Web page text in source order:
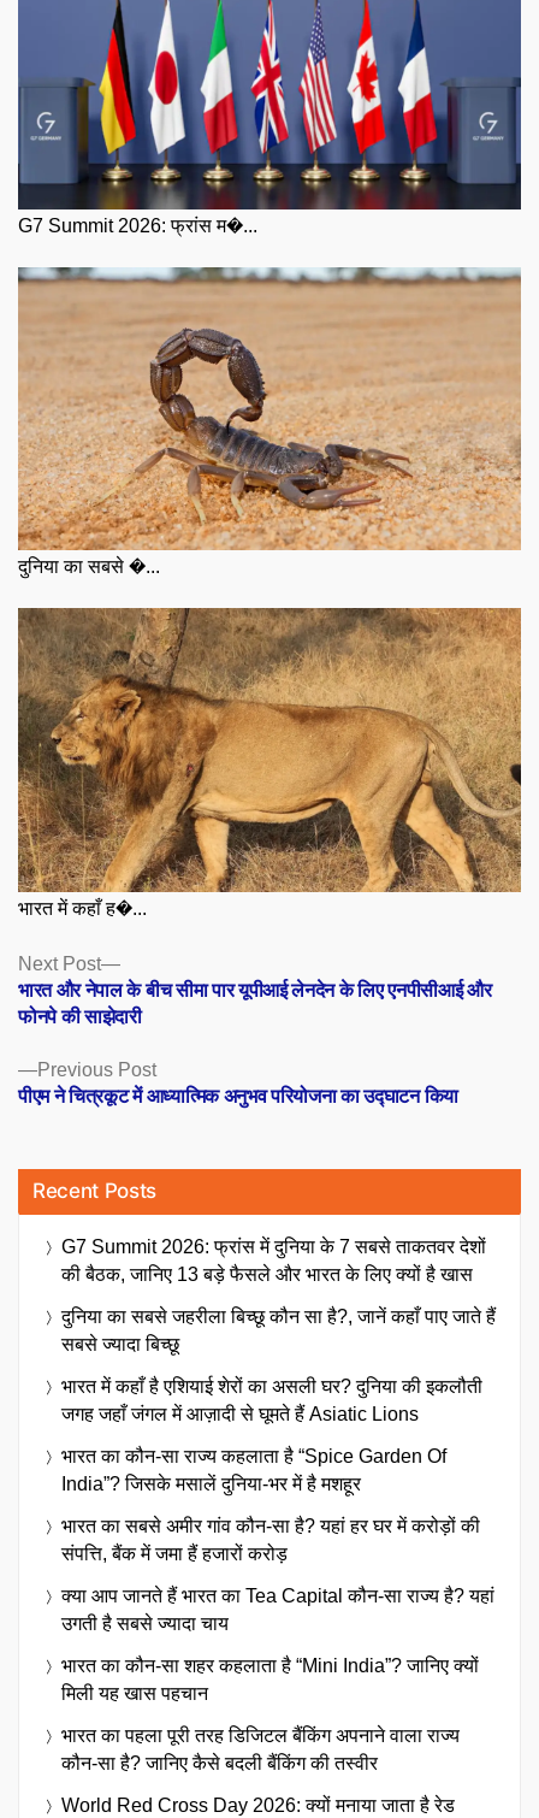
G7 Summit 2026: फ्रांस म�...
दुनिया का सबसे �...
भारत में कहाँ ह�...
Posts
navigation
Previous PostPrevious
post:
पीएम ने चित्रकूट में आध्यात्मिक अनुभव परियोजना का उद्घाटन किया
Next Post
Next
post:
भारत और नेपाल के बीच सीमा पार यूपीआई लेनदेन के लिए एनपीसीआई और
फोनपे की साझेदारी
Recent Posts
G7 Summit 2026: फ्रांस में दुनिया के 7 सबसे ताकतवर देशों
की बैठक, जानिए 13 बड़े फैसले और भारत के लिए क्यों है खास
दुनिया का सबसे जहरीला बिच्छू कौन सा है?, जानें कहाँ पाए जाते हैं
सबसे ज्यादा बिच्छू
भारत में कहाँ है एशियाई शेरों का असली घर? दुनिया की इकलौती
जगह जहाँ जंगल में आज़ादी से घूमते हैं Asiatic Lions
भारत का कौन-सा राज्य कहलाता है “Spice Garden Of
India”? जिसके मसालें दुनिया-भर में है मशहूर
भारत का सबसे अमीर गांव कौन-सा है? यहां हर घर में करोड़ों की
संपत्ति, बैंक में जमा हैं हजारों करोड़
क्या आप जानते हैं भारत का Tea Capital कौन-सा राज्य है? यहां
उगती है सबसे ज्यादा चाय
भारत का कौन-सा शहर कहलाता है “Mini India”? जानिए क्यों
मिली यह खास पहचान
भारत का पहला पूरी तरह डिजिटल बैंकिंग अपनाने वाला राज्य
कौन-सा है? जानिए कैसे बदली बैंकिंग की तस्वीर
World Red Cross Day 2026: क्यों मनाया जाता है रेड